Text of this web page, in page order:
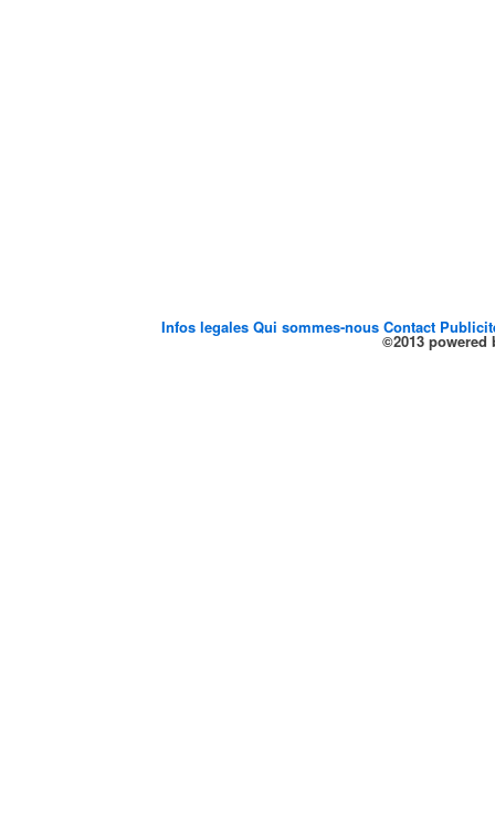
Infos legalesQui sommes-nousContact
©2013 powered